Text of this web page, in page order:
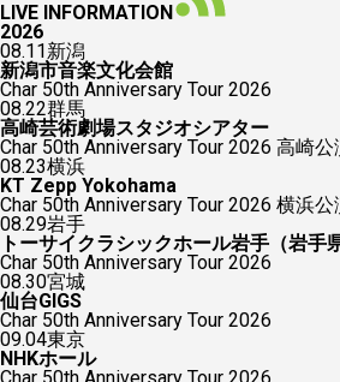
LIVE INFORMATION
2026
08.11新潟
新潟市音楽文化会館
Char 50th Anniversary Tour 2026
08.22群馬
高崎芸術劇場スタジオシアター
Char 50th Anniversary Tour 2026 高崎公
08.23横浜
KT Zepp Yokohama
Char 50th Anniversary Tour 2026 横浜公
08.29岩手
トーサイクラシックホール岩手（岩手
Char 50th Anniversary Tour 2026
08.30宮城
仙台GIGS
Char 50th Anniversary Tour 2026
09.04東京
NHKホール